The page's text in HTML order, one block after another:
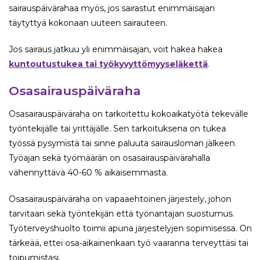
sairauspäivärahaa myös, jos sairastut enimmäisajan
täytyttyä kokonaan uuteen sairauteen.
Jos sairaus jatkuu yli enimmäisajan, voit hakea hakea
kuntoutustukea tai työkyvyttömyyseläkettä.
Osasairauspäiväraha
Osasairauspäiväraha on tarkoitettu kokoaikatyötä tekevälle
työntekijälle tai yrittäjälle. Sen tarkoituksena on tukea
työssä pysymistä tai sinne paluuta sairausloman jälkeen.
Työajan sekä työmäärän on osasairauspäivärahalla
vähennyttävä 40-60 % aikaisemmasta.
Osasairauspäiväraha on vapaaehtoinen järjestely, johon
tarvitaan sekä työntekijän että työnantajan suostumus.
Työterveyshuolto toimii apuna järjestelyjen sopimisessa. On
tärkeää, ettei osa-aikainenkaan työ vaaranna terveyttäsi tai
toipumistasi.